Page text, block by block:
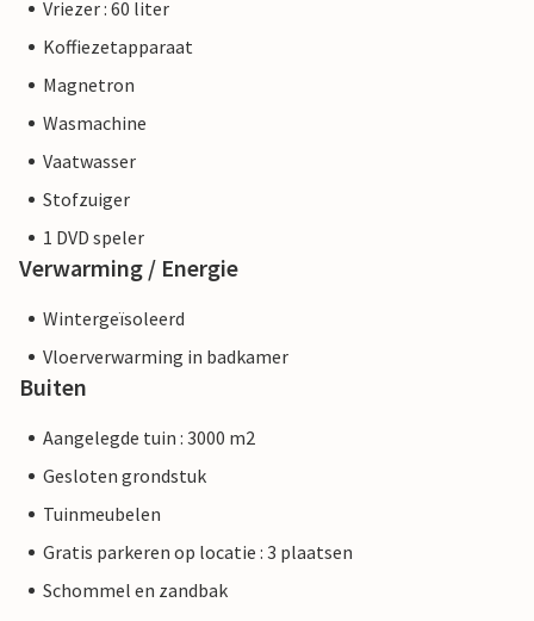
Vriezer : 60 liter
Koffiezetapparaat
Magnetron
Wasmachine
Vaatwasser
Stofzuiger
1 DVD speler
Verwarming / Energie
Wintergeïsoleerd
Vloerverwarming in badkamer
Buiten
Aangelegde tuin : 3000 m2
Gesloten grondstuk
Tuinmeubelen
Gratis parkeren op locatie : 3 plaatsen
Schommel en zandbak